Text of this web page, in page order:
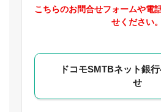
こちらのお問合せフォームや電
せください。
ドコモSMTBネット銀
せ